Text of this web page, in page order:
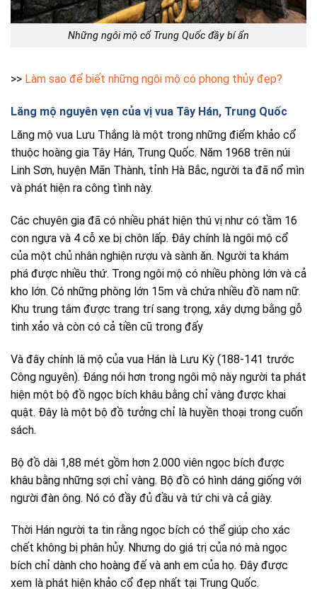
Những ngôi mộ cổ Trung Quốc đầy bí ẩn
>> Làm sao để biết những ngôi mộ có phong thủy đẹp?
Lăng mộ nguyên vẹn của vị vua Tây Hán, Trung Quốc
Lăng mộ vua Lưu Thắng là một trong những điểm khảo cổ
thuộc hoàng gia Tây Hán, Trung Quốc. Năm 1968 trên núi
Linh Sơn, huyện Mãn Thành, tỉnh Hà Bắc, người ta đã nổ mìn
và phát hiện ra công tình này.
Các chuyên gia đã có nhiều phát hiện thú vị như có tầm 16
con ngựa và 4 cỗ xe bị chôn lấp. Đây chính là ngôi mộ cổ
của một chủ nhân nghiện rượu và sành ăn. Người ta khám
phá được nhiều thứ. Trong ngôi mộ có nhiều phòng lớn và cả
kho lớn. Có những phòng lớn 15m và chứa nhiều đồ nam nữ.
Khu trung tâm được trang trí sang trọng, xây dựng bằng gỗ
tinh xảo và còn có cả tiền cũ trong đấy
Và đây chính là mộ của vua Hán là Lưu Kỳ (188-141 trước
Công nguyên). Đáng nói hơn trong ngôi mộ này người ta phát
hiện một bộ đồ ngọc bích khâu bằng chỉ vàng được khai
quật. Đây là một bộ đồ tưởng chỉ là huyền thoại trong cuốn
sách.
Bộ đồ dài 1,88 mét gồm hơn 2.000 viên ngọc bích được
khâu bằng những sợi chỉ vàng. Bộ đồ có hình dáng giống với
người đàn ông. Nó có đầy đủ đầu và tứ chi và cả giày.
Thời Hán người ta tin rằng ngọc bích có thể giúp cho xác
chết không bị phân hủy. Nhưng do giá trị của nó mà ngọc
bích chỉ dành cho hoàng đế và anh em của họ. Đây được
xem là phát hiện khảo cổ đẹp nhất tại Trung Quốc.